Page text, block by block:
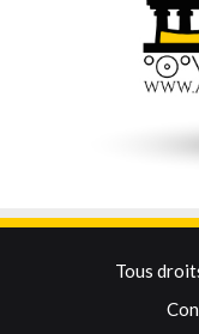
Tous